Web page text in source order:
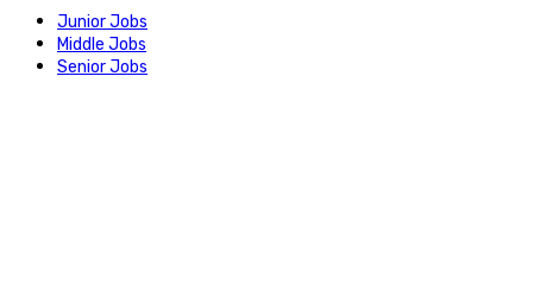
Junior Jobs
Middle Jobs
Senior Jobs